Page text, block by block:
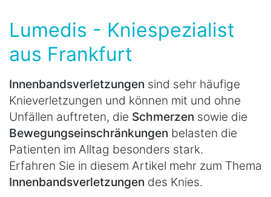
Lumedis - Kniespezialist
aus Frankfurt
Innenbandsverletzungen sind sehr häufige
Knieverletzungen und können mit und ohne
Unfällen auftreten, die Schmerzen sowie die
Bewegungseinschränkungen belasten die
Patienten im Alltag besonders stark.
Erfahren Sie in diesem Artikel mehr zum Thema
Innenbandsverletzungen des Knies.